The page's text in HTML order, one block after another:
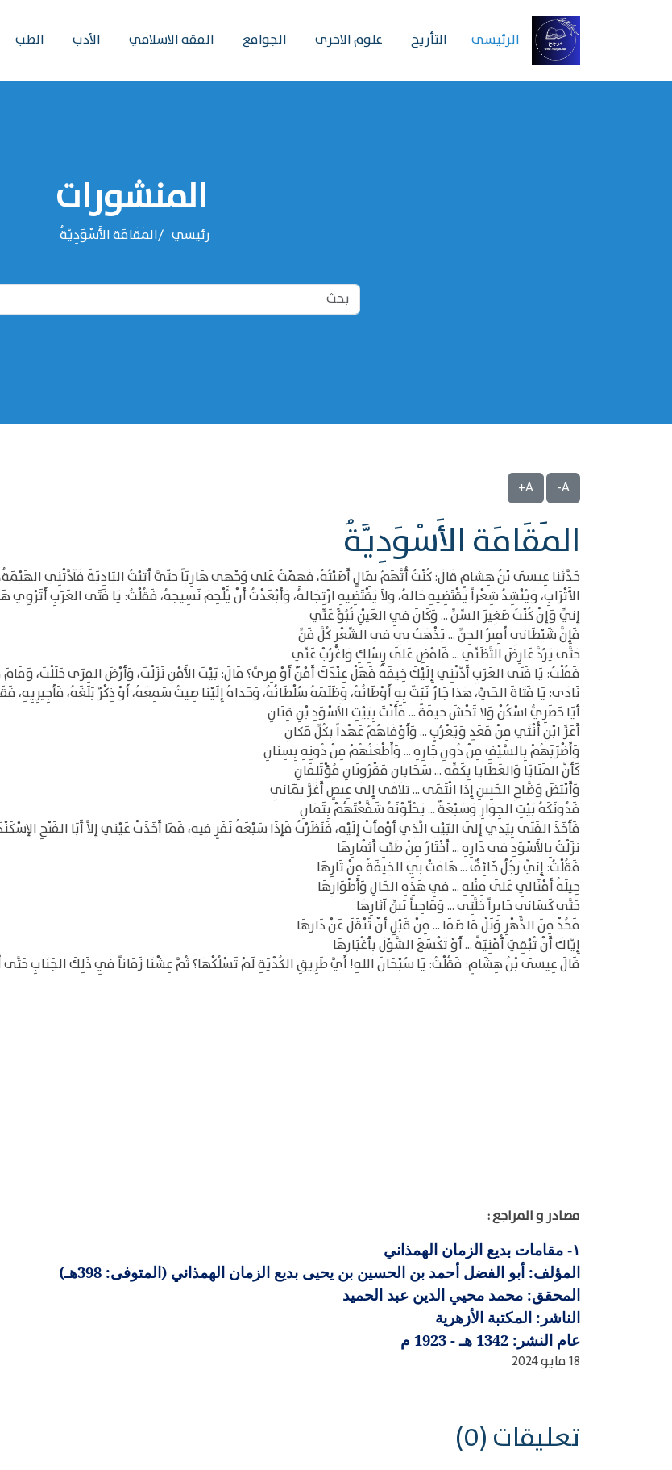
الرئیسی التأريخ علوم الاخرى الجوامع الفقه الاسلامي الأدب الطب
المنشورات
رئيسي المَقَامَة الأَسْوَدِيَّةُ
A-
A+
المَقَامَة الأَسْوَدِيَّةُ
حَدَّثَنا عِيسَى بْنُ هِشَامٍ قَالَ: كُنْتُ أُتَّهَمُ بِمَالٍ أَصَبْتُهُ، فَهِمْتُ عَلى وَجْهِي هَارِبَاً حتّىَّ أَتَيْتُ البَادِيَةَ فَآدَّتْنِي
الأَتْرَابِ، وَيُنْشِدُ شِعْراً يَقْتَضِيهِ حَالهُ، وَلاَ يَقْتَضِيهِ ارْتِجَالهُ، وَأَبْعَدْتُ أَنْ يُلْحِمَ نَسِيجَهُ، فَقُلْتُ: يَا فَتَى العَرَبِ
إِنِّي وَإِنْ كُنْتُ صَغِيرَ السِّنِّ ... وَكَانَ فِي العَيْنِ نُبُوٌّ عَنِّي
فَإِنَّ شَيْطَانِي أَمِيرُ الجِنِّ ... يَذْهَبُ بِي في الشِّعْرِ كُلَّ فَنِّ
حَتَّى يَرُدَّ عَارِضَ التَّظَنِّي ... فَامْضِ عَلَى رِسْلِكِ وَاغْرُبْ عَنِّي
فَقُلْتُ: يَا فَتَى العَرَبِ أَدَّتْنِي إِلَيْكَ خِيفَةٌ فَهَلْ عِنْدَكَ أَمْنٌ أَوْ قِرىً؟ قَالَ: بَيْتَ الأَمْنِ نَزَلْتَ، وَأَرْضَ القِرَى حَلَلْتَ،
نَادَى: يَا فَتَاةَ الحَيِّ، هَذا جَارٌ نَبَتّ بِهِ أَوْطَانُهُ، وَظَلَمَهُ سُلْطَانُهُ، وَحَدَاهُ إِلَيْنَا صِيتُ سَمِعَهُ، أَوْ ذِكْرٌ بَلَغَهُ، فَأَجِيرِيِهِ،
أَيَا حَضَرِيُّ اسْكُنْ وَلا تَخْشَ خِيفَةً ... فَأَنْتَ بِبَيْتِ الأَسْوَدِ بْنِ قِنَانِ
أَعَزِّ ابْنِ أُنْثَي مِنْ مَعَدٍ وَيَعْرُبٍ ... وَأَوْفَاهُمُ عَهْداً بِكُلِّ مَكانِ
وَأَضْرَبَهُمْ بِالسَّيْفِ مِنْ دُونِ جَارِهِ ... وَأَطْعَنُهُمْ مِنْ دُونِهِ بِسِنَانِ
كَأَنَّ المَنَايَا وَالعَطَايا بِكَفِّهِ ... سَحَابان مَقْرُونَانِ مُؤْتَلِفَانِ
وَأَبْيَضَ وَضَّاحِ الجَبِينِ إِذَا انْتَمَى ... تَلاَقَي إِلَى عِيصٍ أَغَرَّ يَمَانِي
فَدُونَكَهُ بَيْتِ الجِوَارِ وَسَبْعَةٌ ... يَحُلّوْنَهُ شَفَّعْتَهُمْ بِثَمَانِ
فَأَخَذَ الفَتَى بِيَدِي إِلَى البَيْتِ الَّذِي أَوْمأَتْ إِلَيْهِ، فَنَظَرْتُ فَإِذَا سَبْعَةُ نَفَرٍ فِيهِ، فَمَا أَخَذَتْ عَيْني إِلاَّ أَبَا الفَتْحِ
نَزَلْتُ بِالأَسْوَدِ فِي دَارِهِ ... أَخْتَارُ مِنْ طَيِّبِ أَثْمَارِهَا
فَقُلْتُ: إِنِّي رَجُلٌ خَائِفٌ ... هَامَتْ بِيَ الخِيفَةُ مِنْ ثَارِهَا
حِيلَةُ أَمْثَالِي عَلَى مِثْلِهِ ... فِي هَذِهِ الحَالِ وَأَطْوَارِهَا
حَتَّى كَسَانِي جَابِراً خَلَّتِي ... وَمَاحِياً بَيِّنَ آثارِهَا
فَخُذْ مِنَ الدَّهْرِ وَنَلْ مَا صَفَا ... مِنْ قَبْلِ أَنْ تًنْقَلَ عَنْ دَارهَا
إِيَّاكَ أَنْ تُبْقِيَ أُمْنِيَةً ... أَوْ تَكْسَعَ الشَّوْلَ بِأَغْبَارِهَا
قَالَ عِيسَى بْنُ هِشَامٍ: فَقُلْتُ: يَا سُبْحَانَ اللهِ! أَيَّ طَرِيقِ الكُدْيَةِ لَمْ تَسْلُكْهَا؟ ثُمَّ عِشْنَا زَمَاناً فِي ذَلِكَ الجَنَابِ حَتَّى
مصادر و المراجع :
١-
مقامات بديع الزمان الهمذاني
المؤلف: أبو الفضل أحمد بن الحسين بن يحيى بديع الزمان الهمذاني (المتوفى: 398هـ)
المحقق: محمد محيي الدين عبد الحميد
الناشر: المكتبة الأزهرية
عام النشر: 1342 هـ - 1923 م
18 مايو 2024
تعليقات (0)